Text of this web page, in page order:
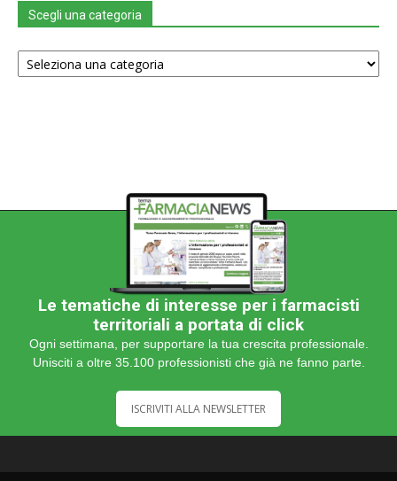
Scegli una categoria
Scegli
una
Le tematiche di interesse per i farmacisti
territoriali a portata di click
Ogni settimana, per supportare la tua crescita professionale.
Unisciti a oltre 35.100 professionisti che già ne fanno parte.
ISCRIVITI ALLA NEWSLETTER